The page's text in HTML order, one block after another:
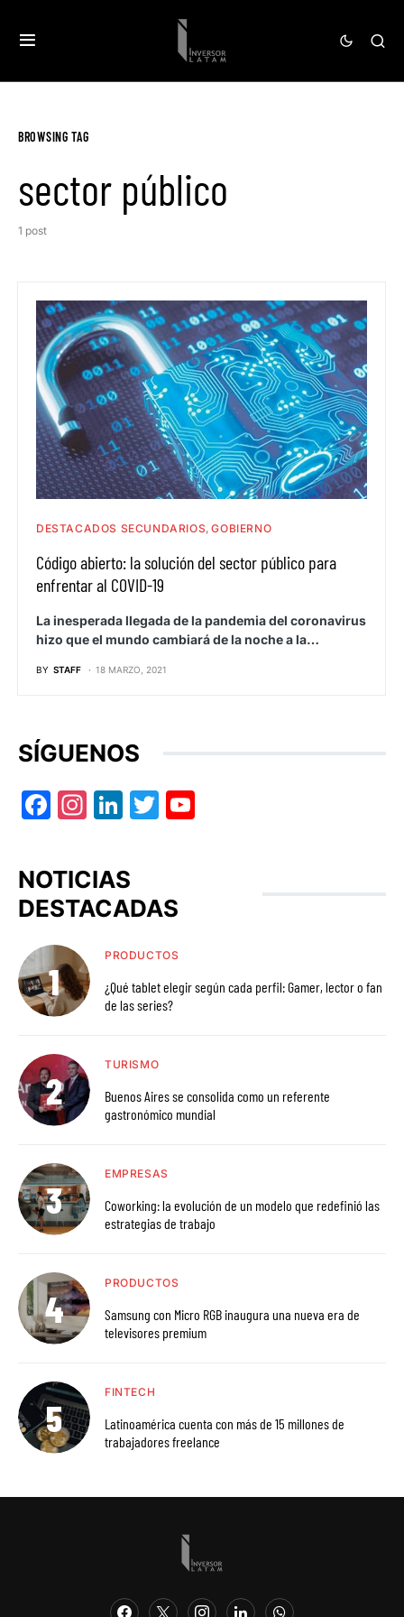
BROWSING TAG
sector público
1 post
DESTACADOS SECUNDARIOS GOBIERNO
Código abierto: la solución del sector público para
enfrentar al COVID-19
La inesperada llegada de la pandemia del coronavirus
hizo que el mundo cambiará de la noche a la…
BY STAFF 18 MARZO, 2021
SÍGUENOS
Facebook
Instagram
LinkedIn
Twitter
NOTICIAS
DESTACADAS
PRODUCTOS
¿Qué tablet elegir según cada perfil: Gamer, lector o fan
de las series?
TURISMO
Buenos Aires se consolida como un referente
gastronómico mundial
EMPRESAS
Coworking: la evolución de un modelo que redefinió las
estrategias de trabajo
PRODUCTOS
Samsung con Micro RGB inaugura una nueva era de
televisores premium
FINTECH
Latinoamérica cuenta con más de 15 millones de
trabajadores freelance